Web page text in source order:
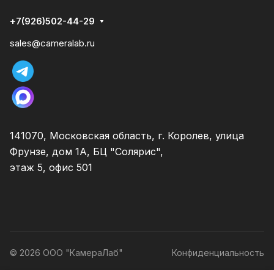
+7(926)502-44-29
sales@cameralab.ru
141070, Московская область, г. Королев, улица
Фрунзе, дом 1А, БЦ "Солярис",
этаж 5, офис 501
© 2026 ООО "КамераЛаб" Конфиденциальность